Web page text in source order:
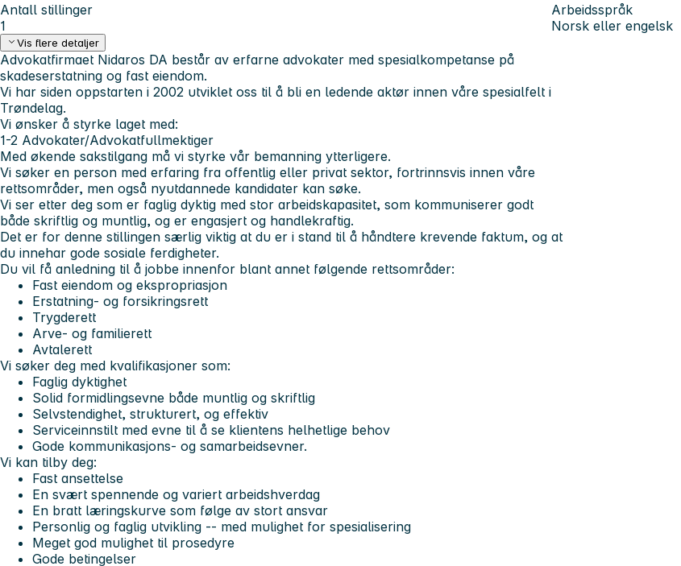
Antall stillinger
1
Arbeidsspråk
Norsk eller engelsk
Vis flere detaljer
Advokatfirmaet Nidaros DA består av erfarne advokater med spesialkompetanse på
skadeserstatning og fast eiendom.
Vi har siden oppstarten i 2002 utviklet oss til å bli en ledende aktør innen våre spesialfelt i
Trøndelag.
Vi ønsker å styrke laget med:
1-2 Advokater/Advokatfullmektiger
Med økende sakstilgang må vi styrke vår bemanning ytterligere.
Vi søker en person med erfaring fra offentlig eller privat sektor, fortrinnsvis innen våre
rettsområder, men også nyutdannede kandidater kan søke.
Vi ser etter deg som er faglig dyktig med stor arbeidskapasitet, som kommuniserer godt
både skriftlig og muntlig, og er engasjert og handlekraftig.
Det er for denne stillingen særlig viktig at du er i stand til å håndtere krevende faktum, og at
du innehar gode sosiale ferdigheter.
Du vil få anledning til å jobbe innenfor blant annet følgende rettsområder:
Fast eiendom og ekspropriasjon
Erstatning- og forsikringsrett
Trygderett
Arve- og familierett
Avtalerett
Vi søker deg med kvalifikasjoner som:
Faglig dyktighet
Solid formidlingsevne både muntlig og skriftlig
Selvstendighet, strukturert, og effektiv
Serviceinnstilt med evne til å se klientens helhetlige behov
Gode kommunikasjons- og samarbeidsevner.
Vi kan tilby deg:
Fast ansettelse
En svært spennende og variert arbeidshverdag
En bratt læringskurve som følge av stort ansvar
Personlig og faglig utvikling -- med mulighet for spesialisering
Meget god mulighet til prosedyre
Gode betingelser